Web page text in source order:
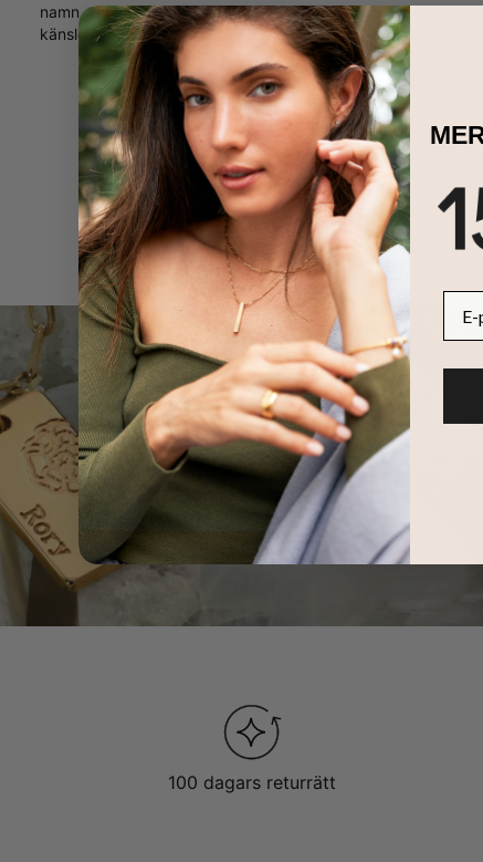
namn som helst, inspirerande ord eller kärleksfulla uttryck,
känslosamma armband.
Tillverkad av silver.
Anpassningsbar med upp till 10 namnberlocker och
Tillgänglig i 2 kedjelängder.
Alla bokstäver är versaler.
KÄRNAN PÅ MYKA
100 dagars returrätt